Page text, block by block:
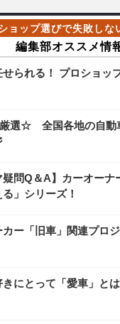
編集部オススメ情
られる！ プロショッ
選☆ 全国各地の自動
疑問Q＆A】カーオー
」シリーズ！
カー「旧車」関連プロ
きにとって「愛車」と